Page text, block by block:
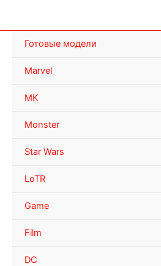
Готовые модели
Marvel
MK
Monster
Star Wars
LoTR
Game
Film
DC